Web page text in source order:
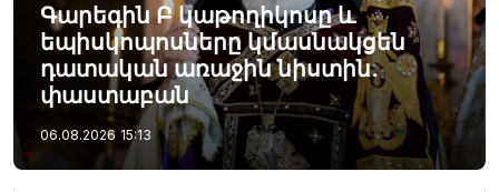
Գարեգին Բ կաթողիկոսը և
եպիսկոպոսները կմասնակցեն
դատական առաջին նիստին․
փաստաբան
06.08.2026 15:13